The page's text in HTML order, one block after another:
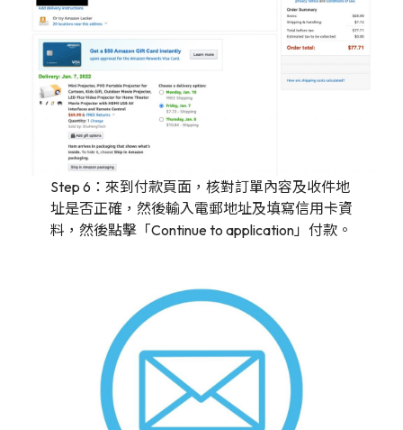
Step 6：來到付款頁面，核對訂單內容及收件地
址是否正確，然後輸入電郵地址及填寫信用卡資
料，然後點擊「Continue to application」付款。